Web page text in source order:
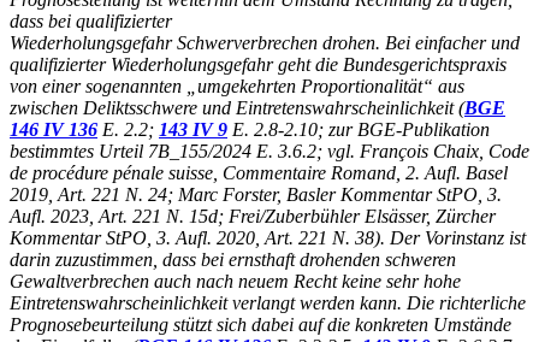
dass bei qualifizierter
Wiederholungsgefahr Schwerverbrechen drohen. Bei einfacher und
qualifizierter Wiederholungsgefahr geht die Bundesgerichtspraxis
von einer sogenannten „umgekehrten Proportionalität“ aus
zwischen Deliktsschwere und Eintretenswahrscheinlichkeit (BGE
146 IV 136 E. 2.2; 143 IV 9 E. 2.8-2.10; zur BGE-Publikation
bestimmtes Urteil 7B_155/2024 E. 3.6.2; vgl. François Chaix, Code
de procédure pénale suisse, Commentaire Romand, 2. Aufl. Basel
2019, Art. 221 N. 24; Marc Forster, Basler Kommentar StPO, 3.
Aufl. 2023, Art. 221 N. 15d; Frei/Zuberbühler Elsässer, Zürcher
Kommentar StPO, 3. Aufl. 2020, Art. 221 N. 38). Der Vorinstanz ist
darin zuzustimmen, dass bei ernsthaft drohenden schweren
Gewaltverbrechen auch nach neuem Recht keine sehr hohe
Eintretenswahrscheinlichkeit verlangt werden kann. Die richterliche
Prognosebeurteilung stützt sich dabei auf die konkreten Umstände